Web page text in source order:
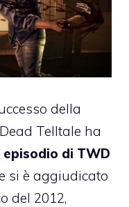
della
Telltale ha
di TWD
si è aggiudicato
del 2012,